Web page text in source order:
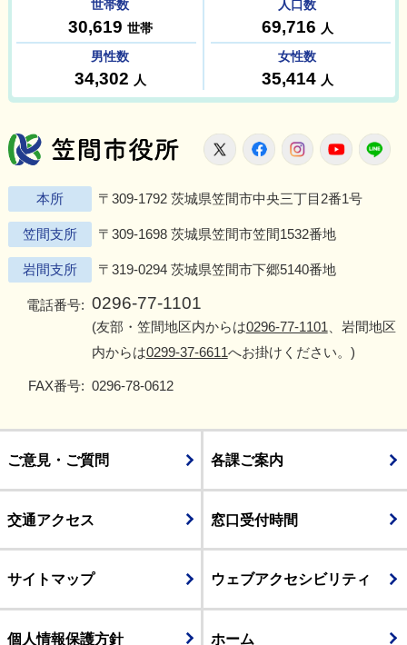
笠間市役所
X FacebookInstagram
本所 〒309-1792 茨城県笠間市中央三丁目2番1号
笠間支所 〒309-1698 茨城県笠間市笠間1532番地
岩間支所 〒319-0294 茨城県笠間市下郷5140番地
電話番号: 0296-77-1101
(友部・笠間地区内からは0296-77-1101、岩間地区
内からは0299-37-6611へお掛けください。)
FAX番号: 0296-78-0612
ご意見・ご質問 各課ご案内
交通アクセス 窓口受付時間
サイトマップ ウェブアクセシビリティ
個人情報保護方針 ホーム